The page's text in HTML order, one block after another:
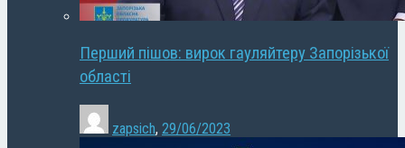
Перший пішов: вирок гауляйтеру Запорізької
області
zapsich, 29/06/2023